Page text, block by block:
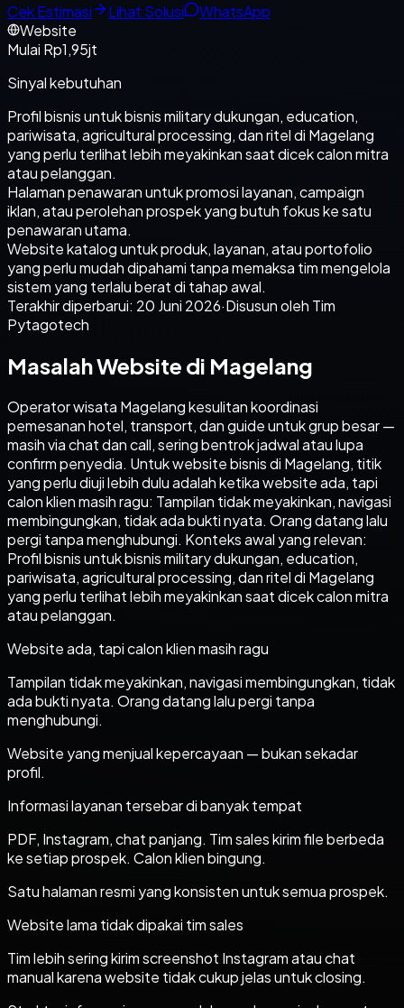
Cek Estimasi
Lihat Solusi
WhatsApp
Website
Mulai Rp1,95jt
Sinyal kebutuhan
Profil bisnis untuk bisnis military dukungan, education,
pariwisata, agricultural processing, dan ritel di Magelang
yang perlu terlihat lebih meyakinkan saat dicek calon mitra
atau pelanggan.
Halaman penawaran untuk promosi layanan, campaign
iklan, atau perolehan prospek yang butuh fokus ke satu
penawaran utama.
Website katalog untuk produk, layanan, atau portofolio
yang perlu mudah dipahami tanpa memaksa tim mengelola
sistem yang terlalu berat di tahap awal.
Terakhir diperbarui: 20 Juni 2026·Disusun oleh Tim
Pytagotech
Masalah Website di Magelang
Operator wisata Magelang kesulitan koordinasi
pemesanan hotel, transport, dan guide untuk grup besar —
masih via chat dan call, sering bentrok jadwal atau lupa
confirm penyedia. Untuk website bisnis di Magelang, titik
yang perlu diuji lebih dulu adalah ketika website ada, tapi
calon klien masih ragu: Tampilan tidak meyakinkan, navigasi
membingungkan, tidak ada bukti nyata. Orang datang lalu
pergi tanpa menghubungi. Konteks awal yang relevan:
Profil bisnis untuk bisnis military dukungan, education,
pariwisata, agricultural processing, dan ritel di Magelang
yang perlu terlihat lebih meyakinkan saat dicek calon mitra
atau pelanggan.
Website ada, tapi calon klien masih ragu
Tampilan tidak meyakinkan, navigasi membingungkan, tidak
ada bukti nyata. Orang datang lalu pergi tanpa
menghubungi.
Website yang menjual kepercayaan — bukan sekadar
profil.
Informasi layanan tersebar di banyak tempat
PDF, Instagram, chat panjang. Tim sales kirim file berbeda
ke setiap prospek. Calon klien bingung.
Satu halaman resmi yang konsisten untuk semua prospek.
Website lama tidak dipakai tim sales
Tim lebih sering kirim screenshot Instagram atau chat
manual karena website tidak cukup jelas untuk closing.